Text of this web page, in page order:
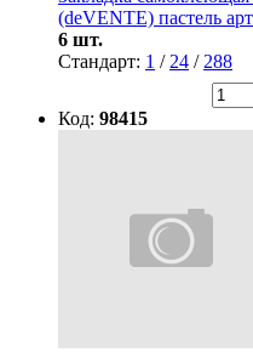
(deVENTE) пастель
6 шт.
Стандарт: 1 / 24 / 288
Код: 98415